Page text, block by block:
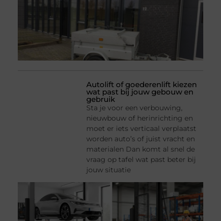
Autolift of goederenlift kiezen
wat past bij jouw gebouw en
gebruik
Sta je voor een verbouwing,
nieuwbouw of herinrichting en
moet er iets verticaal verplaatst
worden auto’s of juist vracht en
materialen Dan komt al snel de
vraag op tafel wat past beter bij
jouw situatie